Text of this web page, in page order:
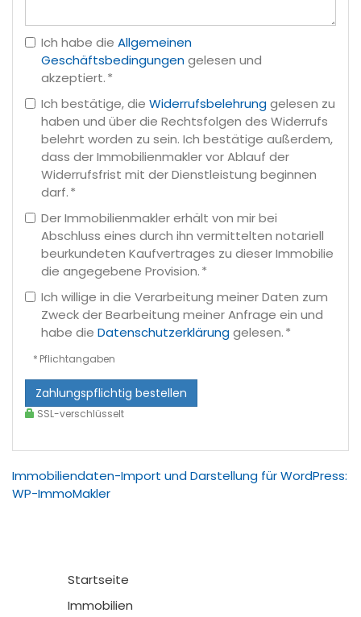
Ich habe die Allgemeinen
Geschäftsbedingungengelesen und
akzeptiert. *
Ich bestätige, die Widerrufsbelehrunggelesen zu
haben und über die Rechtsfolgen des Widerrufs
belehrt worden zu sein. Ich bestätige außerdem,
dass der Immobilienmakler vor Ablauf der
Widerrufsfrist mit der Dienstleistung beginnen
darf. *
Der Immobilienmakler erhält von mir bei
Abschluss eines durch ihn vermittelten notariell
beurkundeten Kaufvertrages zu dieser Immobilie
die angegebene Provision. *
Ich willige in die Verarbeitung meiner Daten zum
Zweck der Bearbeitung meiner Anfrage ein und
habe die Datenschutzerklärunggelesen. *
* Pflichtangaben
Zahlungspflichtig bestellen
SSL-verschlüsselt
Immobiliendaten-Import und Darstellung für WordPress:
WP-ImmoMakler
Startseite
Immobilien